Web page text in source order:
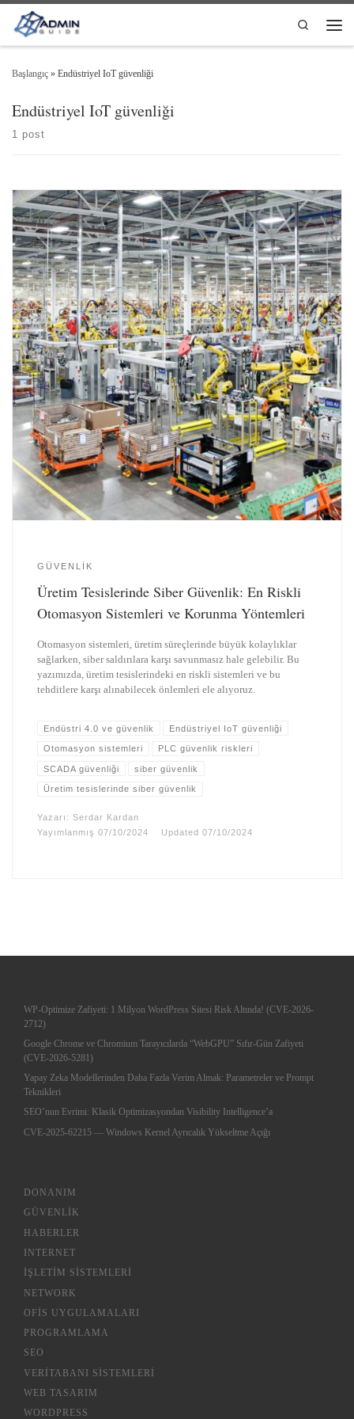
Skip to content
Search
Başlangıç » Endüstriyel IoT güvenliği
Endüstriyel IoT güvenliği
1 post
GÜVENLIK
Üretim Tesislerinde Siber Güvenlik: En Riskli
Otomasyon Sistemleri ve Korunma Yöntemleri
Otomasyon sistemleri, üretim süreçlerinde büyük kolaylıklar
sağlarken, siber saldırılara karşı savunmasız hale gelebilir. Bu
yazımızda, üretim tesislerindeki en riskli sistemleri ve bu
tehditlere karşı alınabilecek önlemleri ele alıyoruz.
Endüstri 4.0 ve güvenlik Endüstriyel IoT güvenliği
Otomasyon sistemleri PLC güvenlik riskleri
SCADA güvenliği siber güvenlik
Üretim tesislerinde siber güvenlik
Yazarı:Serdar Kardan
Yayımlanmış07/10/2024 Updated07/10/2024
WP-Optimize Zafiyeti: 1 Milyon WordPress Sitesi Risk Altında! (CVE-2026-
2712)
Google Chrome ve Chromium Tarayıcılarda “WebGPU” Sıfır-Gün Zafiyeti
(CVE-2026-5281)
Yapay Zeka Modellerinden Daha Fazla Verim Almak: Parametreler ve Prompt
Teknikleri
SEO’nun Evrimi: Klasik Optimizasyondan Visibility Intelligence’a
CVE-2025-62215 — Windows Kernel Ayrıcalık Yükseltme Açığı
DONANIM
GÜVENLIK
HABERLER
INTERNET
İŞLETIM SISTEMLERI
NETWORK
OFIS UYGULAMALARI
PROGRAMLAMA
SEO
VERITABANI SISTEMLERI
WEB TASARIM
WORDPRESS